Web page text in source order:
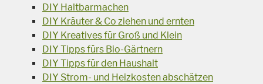
DIY Haltbarmachen
DIY Kräuter & Co ziehen und ernten
DIY Kreatives für Groß und Klein
DIY Tipps fürs Bio-Gärtnern
DIY Tipps für den Haushalt
DIY Strom- und Heizkosten abschätzen